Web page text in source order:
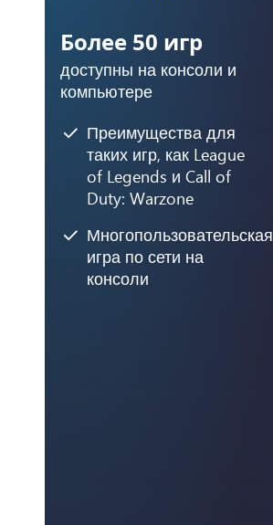
Более 50 игр
доступны на консоли и
компьютере
Преимущества для
таких игр, как League
of Legends и Call of
Duty: Warzone
Многопользовательская
игра по сети на
консоли